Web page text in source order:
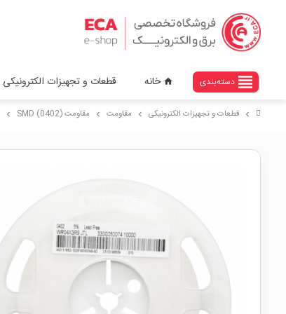
view_headline دسته‌بندی home خانه قطعات و تجهیزات الکترونیکی
chevron_right قطعات و تجهیزات الکترونیکی chevron_right مقاومت chevron_right مقاومت (SMD (0402 chevron_right